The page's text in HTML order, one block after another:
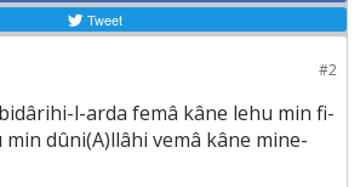
Tweet
#2
l-arda femâ kâne lehu min fi-
dûni(A)llâhi vemâ kâne mine-